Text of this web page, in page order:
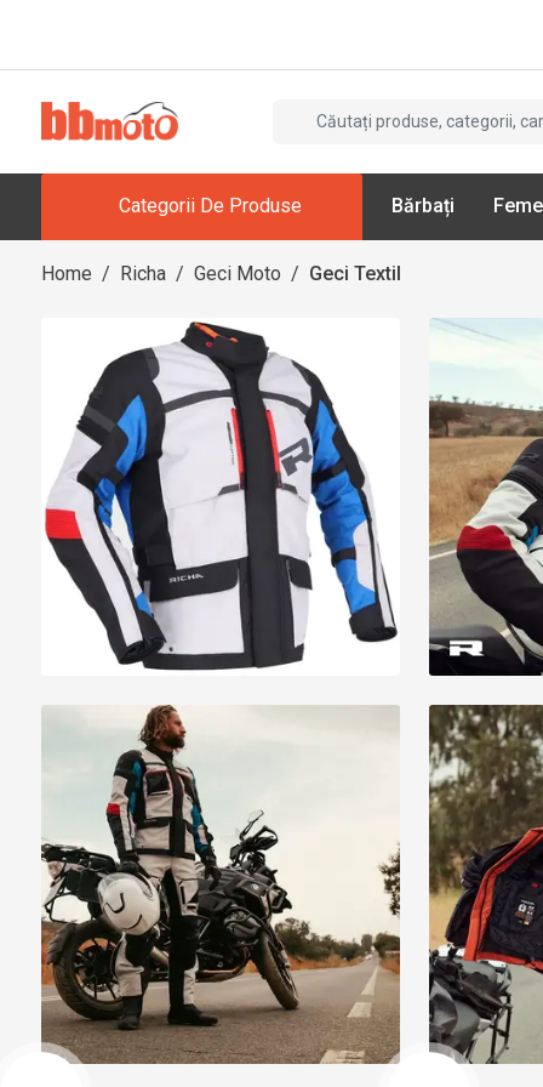
Categorii De Produse Bărbați
Home / Richa / Geci Moto / Geci Textil